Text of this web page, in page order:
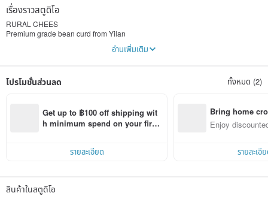
เรื่องราวสตูดิโอ
RURAL CHEES
Premium grade bean curd from Yilan
Subvert traditional imagination and create a new generation of food delicacies
Give new life to traditional food and enrich modern local culture
Paired with extra virgin olive flavored oil, the ingredients are all natural and
ready to eat, fresh and delicious without borders!
----------------------------------------------------
Cheese subverts traditional imagination and creates a new generation of
❏ Exquisite single-serve ready-to-eat packaging
------------------------------------------------
Get motivated. Thoughts
อ่านเพิ่มเติม
โปรโมชั่นส่วนลด ทั้งหมด (2)
Get up to ฿100 off shipping wit
h minimum spend on your first
รายละเอียด
Bring home
n with ease
Enjoy
รายละเอี
สินค้าในสตูดิโอ